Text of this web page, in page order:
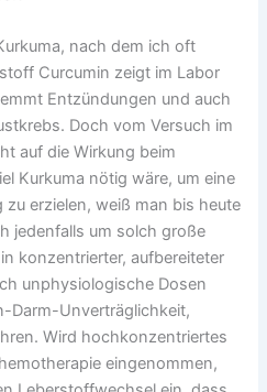
nach dem ich oft
Curcumin zeigt im Labor
Entzündungen und auch
Doch vom Versuch im
auf die Wirkung beim
Kurkuma nötig wäre, um eine
erzielen, weiß man bis heute
jedenfalls um solch große
konzentrierter, aufbereiteter
unphysiologische Dosen
Darm-Unverträglichkeit,
Wird hochkonzentriertes
eingenommen,